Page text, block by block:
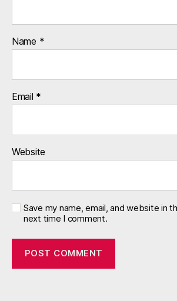
Name *
Email *
Website
Save my name, email, and website in
next time I comment.